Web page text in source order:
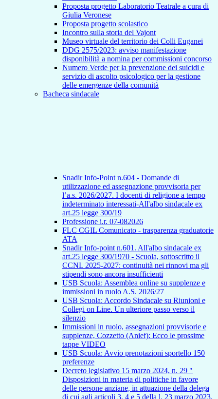
Proposta progetto Laboratorio Teatrale a cura di
Giulia Veronese
Proposta progetto scolastico
Incontro sulla storia del Vajont
Museo virtuale del territorio dei Colli Euganei
DDG 2575/2023: avviso manifestazione
disponibilità a nomina per commissioni concorso
Numero Verde per la prevenzione dei suicidi e
servizio di ascolto psicologico per la gestione
delle emergenze della comunità
Bacheca sindacale
Snadir Info-Point n.604 - Domande di
utilizzazione ed assegnazione provvisoria per
l’a.s. 2026/2027. I docenti di religione a tempo
indeterminato interessati-All'albo sindacale ex
art.25 legge 300/19
Professione i.r. 07-082026
FLC CGIL Comunicato - trasparenza graduatorie
ATA
Snadir Info-point n.601. All'albo sindacale ex
art.25 legge 300/1970 - Scuola, sottoscritto il
CCNL 2025-2027: continuità nei rinnovi ma gli
stipendi sono ancora insufficienti
USB Scuola: Assemblea online su supplenze e
immissioni in ruolo A.S. 2026/27
USB Scuola: Accordo Sindacale su Riunioni e
Collegi on Line. Un ulteriore passo verso il
silenzio
Immissioni in ruolo, assegnazioni provvisorie e
supplenze, Cozzetto (Anief): Ecco le prossime
tappe VIDEO
USB Scuola: Avvio prenotazioni sportello 150
preferenze
Decreto legislativo 15 marzo 2024, n. 29 "
Disposizioni in materia di politiche in favore
delle persone anziane, in attuazione della delega
di cui agli articoli 3, 4 e 5 della l. 23 marzo 2023,